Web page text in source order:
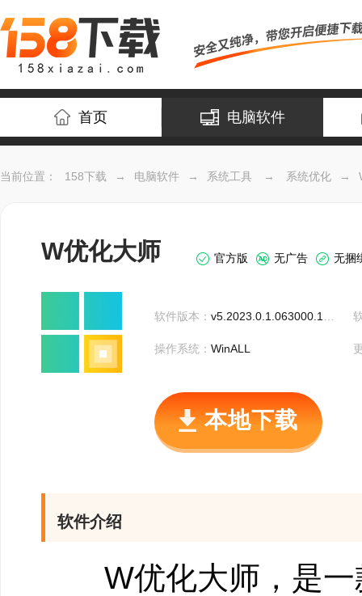
首页 电脑软件
当前位置： 158下载 → 电脑软件 → 系统工具 → 系统优化 →
W优化大师 官方版 无广告 无捆
软件版本： v5.2023.0.1.063000.1001
操作系统： WinALL
本地下载
软件介绍
W优化大师，是一